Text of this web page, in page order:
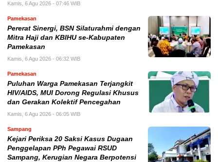
Kamis, 6 Agu 2026 - 07:46 WIB
Pamekasan
Pererat Sinergi, BSN Silaturahmi dengan
Mitra Haji dan KBIHU se-Kabupaten
Pamekasan
Kamis, 6 Agu 2026 - 06:32 WIB
Pamekasan
Puluhan Warga Pamekasan Terjangkit
HIV/AIDS, MUI Dorong Regulasi Khusus
dan Gerakan Kolektif Pencegahan
Kamis, 6 Agu 2026 - 06:05 WIB
Sampang
Kejari Periksa 20 Saksi Kasus Dugaan
Penggelapan PPh Pegawai RSUD
Sampang, Kerugian Negara Berpotensi